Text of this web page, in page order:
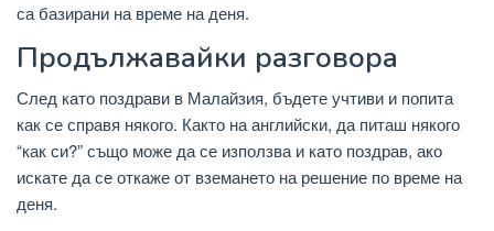
са базирани на време на деня.
Продължавайки разговора
След като поздрави в Малайзия, бъдете учтиви и попита
как се справя някого. Както на английски, да питаш някого
“как си?” също може да се използва и като поздрав, ако
искате да се откаже от вземането на решение по време на
деня.